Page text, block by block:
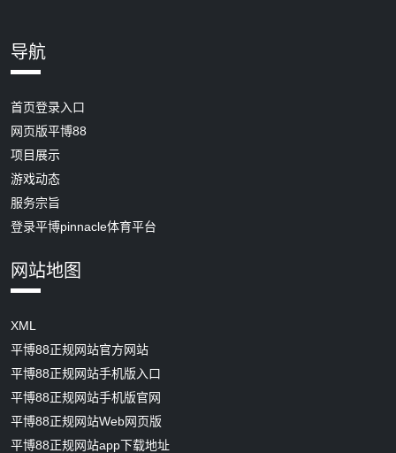
导航
首页登录入口
网页版平博88
项目展示
游戏动态
服务宗旨
登录平博pinnacle体育平台
网站地图
XML
平博88正规网站官方网站
平博88正规网站手机版入口
平博88正规网站手机版官网
平博88正规网站Web网页版
平博88正规网站app下载地址